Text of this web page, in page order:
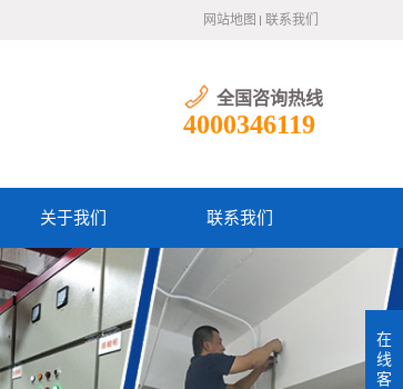
网站地图 联系我们
全国咨询热线
4000346119
关于我们 联系我们
在
线
客